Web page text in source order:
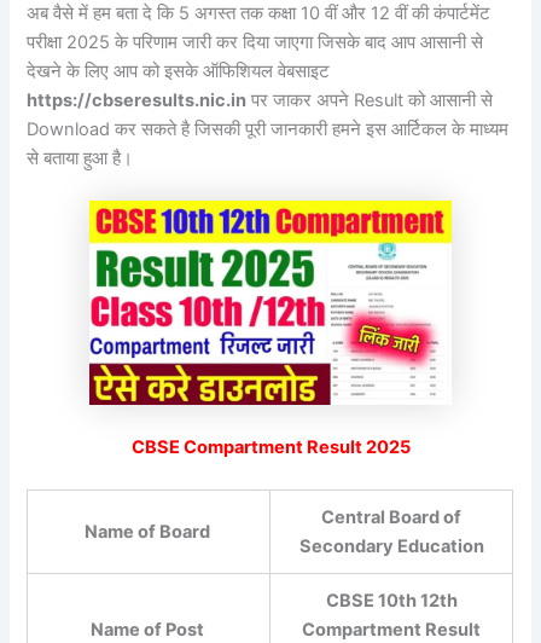
अब वैसे में हम बता दे कि 5 अगस्त तक कक्षा 10 वीं और 12 वीं की कंपार्टमेंट
परीक्षा 2025 के परिणाम जारी कर दिया जाएगा जिसके बाद आप आसानी से
देखने के लिए आप को इसके ऑफिशियल वेबसाइट
https://cbseresults.nic.in पर जाकर अपने Result को आसानी से
Download कर सकते है जिसकी पूरी जानकारी हमने इस आर्टिकल के माध्यम
से बताया हुआ है।
CBSE Compartment Result 2025
Name of Board
Central Board of
Secondary Education
Name of Post
CBSE 10th 12th
Compartment Result